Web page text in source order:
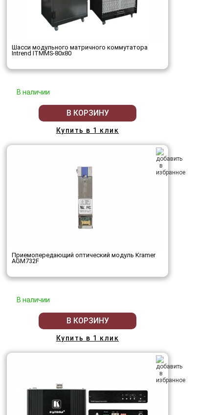
Шасси модульного матричного коммутатора
Intrend ITMMS-80x80
В наличии
В КОРЗИНУ
Купить в 1 клик
Приемопередающий оптический модуль Kramer
AGM732F
В наличии
В КОРЗИНУ
Купить в 1 клик